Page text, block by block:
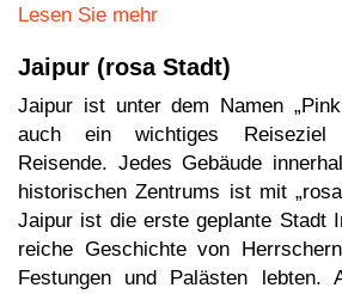
Lesen Sie mehr
Jaipur (rosa Stadt)
Jaipur ist unter dem Namen
auch ein wichtiges Reiseziel
Reisende. Jedes Gebäude
historischen Zentrums ist mit
Jaipur ist die erste geplante Stadt
reiche Geschichte von
Festungen und Palästen lebten.